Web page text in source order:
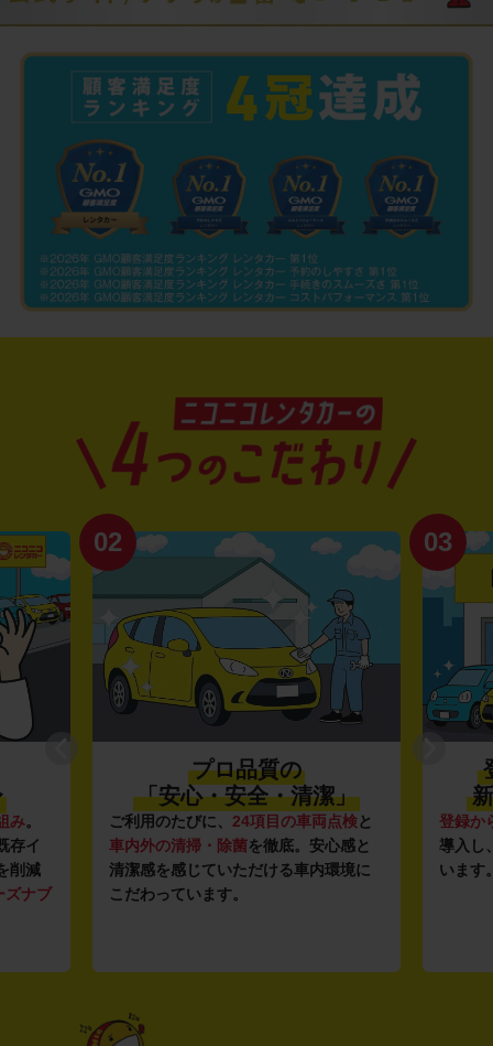
み。
存イ
削減
ズナブ
02
プロ品質の
「安心・安全・清潔」
ご利用のたびに、 24項目の車両点検と
車内外の清掃・除菌を徹底。安心感と
清潔感を感じていただける車内環境に
こだわっています。
03
登録か
導入し
います